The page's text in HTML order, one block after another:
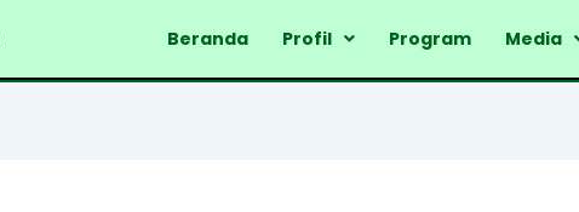
Beranda Profil Program Media